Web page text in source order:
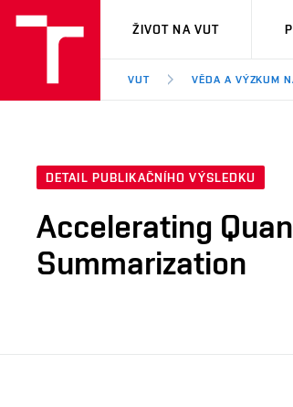
VUT
ŽIVOT NA VUT
VUT VĚDA A VÝZKUM
DETAIL PUBLIKAČNÍHO VÝSLEDKU
Accelerating
Summarization